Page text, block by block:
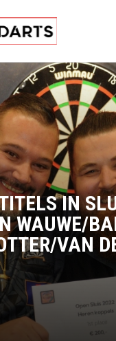
IN
WAUWE/
VAN